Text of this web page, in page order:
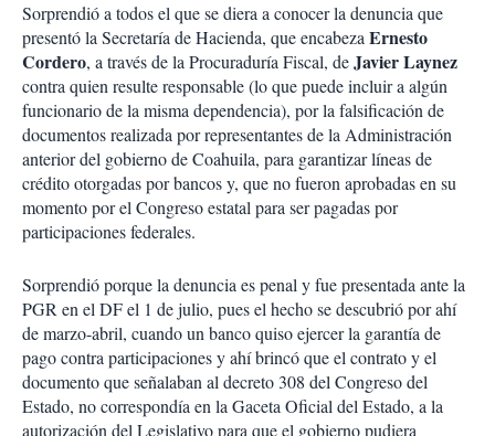
Sorprendió a todos el que se diera a conocer la denuncia que
presentó la Secretaría de Hacienda, que encabeza Ernesto
Cordero, a través de la Procuraduría Fiscal, deJavier Laynez
contra quien resulte responsable (lo que puede incluir a algún
funcionario de la misma dependencia), por la falsificación de
documentos realizada por representantes de la Administración
anterior del gobierno de Coahuila, para garantizar líneas de
crédito otorgadas por bancos y, que no fueron aprobadas en su
momento por el Congreso estatal para ser pagadas por
participaciones federales.
Sorprendió porque la denuncia es penal y fue presentada ante la
PGR en el DF el 1 de julio, pues el hecho se descubrió por ahí
de marzo-abril, cuando un banco quiso ejercer la garantía de
pago contra participaciones y ahí brincó que el contrato y el
documento que señalaban al decreto 308 del Congreso del
Estado, no correspondía en la Gaceta Oficial del Estado, a la
autorización del Legislativo para que el gobierno pudiera